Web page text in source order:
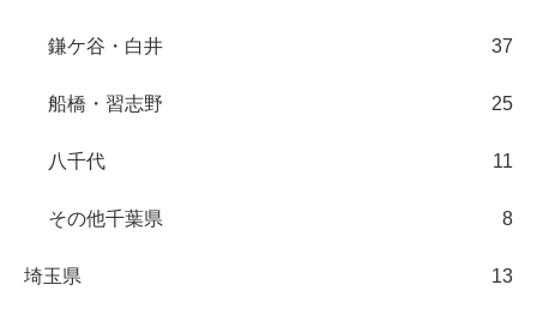
鎌ケ谷・白井 37
船橋・習志野 25
八千代 11
その他千葉県 8
埼玉県 13